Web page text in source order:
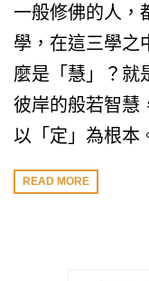
一般修佛的人，
學，在這三學之
麼是「慧」？就
彼岸的般若智慧
以「定」為根本
READ MORE